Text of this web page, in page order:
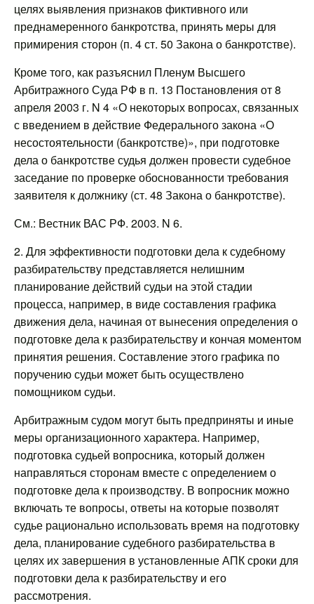
целях выявления признаков фиктивного или
преднамеренного банкротства, принять меры для
примирения сторон (п. 4 ст. 50 Закона о банкротстве).
Кроме того, как разъяснил Пленум Высшего
Арбитражного Суда РФ в п. 13 Постановления от 8
апреля 2003 г. N 4 «О некоторых вопросах, связанных
с введением в действие Федерального закона «О
несостоятельности (банкротстве)», при подготовке
дела о банкротстве судья должен провести судебное
заседание по проверке обоснованности требования
заявителя к должнику (ст. 48 Закона о банкротстве).
См.: Вестник ВАС РФ. 2003. N 6.
2. Для эффективности подготовки дела к судебному
разбирательству представляется нелишним
планирование действий судьи на этой стадии
процесса, например, в виде составления графика
движения дела, начиная от вынесения определения о
подготовке дела к разбирательству и кончая моментом
принятия решения. Составление этого графика по
поручению судьи может быть осуществлено
помощником судьи.
Арбитражным судом могут быть предприняты и иные
меры организационного характера. Например,
подготовка судьей вопросника, который должен
направляться сторонам вместе с определением о
подготовке дела к производству. В вопросник можно
включать те вопросы, ответы на которые позволят
судье рационально использовать время на подготовку
дела, планирование судебного разбирательства в
целях их завершения в установленные АПК сроки для
подготовки дела к разбирательству и его
рассмотрения.